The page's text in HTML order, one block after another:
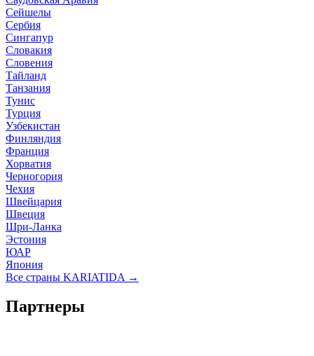
Сейшелы
Сербия
Сингапур
Словакия
Словения
Тайланд
Танзания
Тунис
Турция
Узбекистан
Финляндия
Франция
Хорватия
Черногория
Чехия
Швейцария
Швеция
Шри-Ланка
Эстония
ЮАР
Япония
Все страны KARIATIDA →
Партнеры